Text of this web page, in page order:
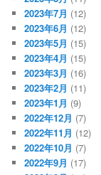
2023年7月 (12)
2023年6月 (12)
2023年5月 (15)
2023年4月 (15)
2023年3月 (16)
2023年2月 (11)
2023年1月 (9)
2022年12月 (7)
2022年11月 (12)
2022年10月 (7)
2022年9月 (17)